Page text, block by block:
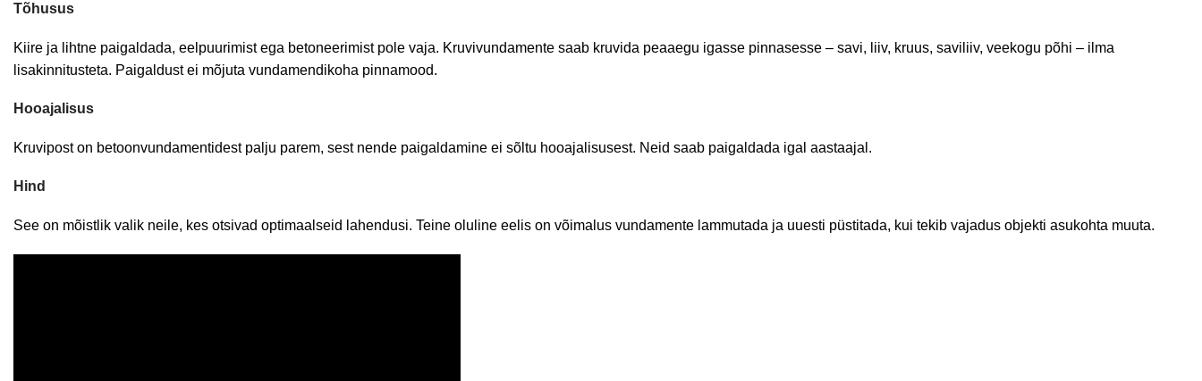
Tõhusus
Kiire ja lihtne paigaldada, eelpuurimist ega betoneerimist pole vaja. Kruvivundamente saab kruvida peaaegu igasse pinnasesse – savi, liiv, kruus, saviliiv, veekogu põhi – ilma
lisakinnitusteta. Paigaldust ei mõjuta vundamendikoha pinnamood.
Hooajalisus
Kruvipost on betoonvundamentidest palju parem, sest nende paigaldamine ei sõltu hooajalisusest. Neid saab paigaldada igal aastaajal.
Hind
See on mõistlik valik neile, kes otsivad optimaalseid lahendusi. Teine oluline eelis on võimalus vundamente lammutada ja uuesti püstitada, kui tekib vajadus objekti asukohta muuta.